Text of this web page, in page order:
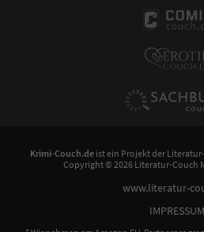
Krimi-Couch.de ist ein Projekt der
Copyright © 2026 Literatur-Couch
www.literatur-
IMPRESSUM